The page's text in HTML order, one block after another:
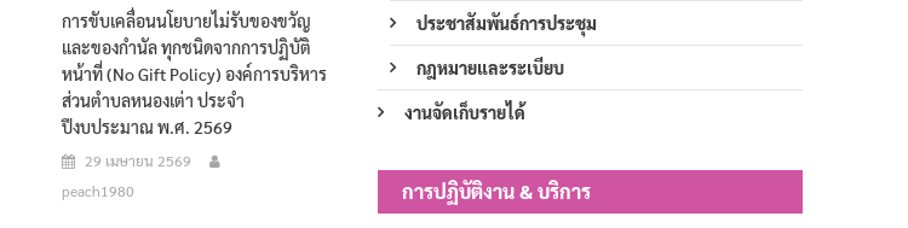
การขับเคลื่อนนโยบายไม่รับของขวัญ
และของกำนัล ทุกชนิดจากการปฏิบัติ
หน้าที่ (No Gift Policy) องค์การบริหาร
ส่วนตำบลหนองเต่า ประจำ
ปีงบประมาณ พ.ศ. 2569
29 เมษายน 2569
peach1980
ประชาสัมพันธ์การประชุม
กฎหมายและระเบียบ
งานจัดเก็บรายได้
การปฏิบัติงาน & บริการ